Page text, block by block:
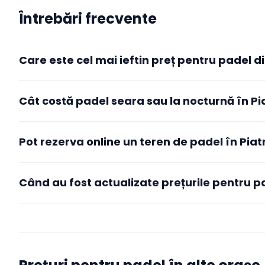
Întrebări frecvente
Care este cel mai ieftin preț pentru padel
conform datelor agregate de Booksport din cluburile
cluburile listate pe această pagină.
Cât costă padel seara sau la nocturnă în
Pot rezerva online un teren de padel în
Când au fost actualizate prețurile pentru